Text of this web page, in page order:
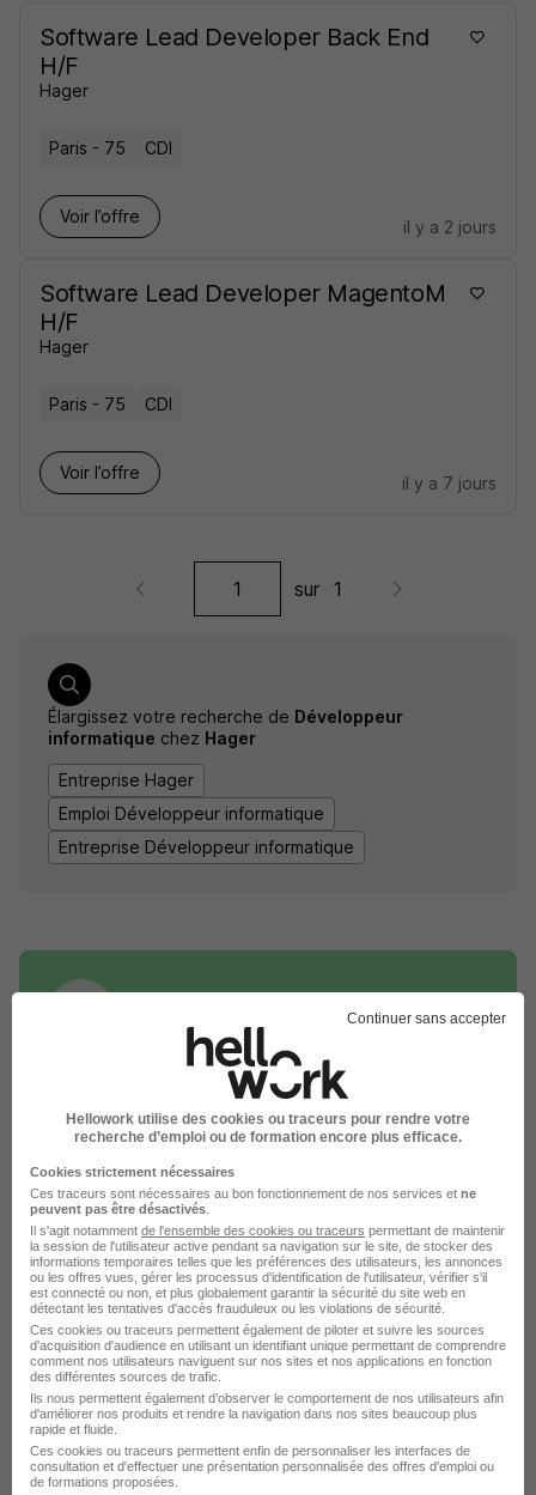
Software Lead Developer Back End
H/F
Hager
Paris - 75 CDI
Voir l’offre
il y a 2 jours
Software Lead Developer MagentoM
H/F
Hager
Paris - 75 CDI
Voir l’offre
il y a 7 jours
sur 1
Élargissez votre recherche de Développeur
informatique chez Hager
Entreprise Hager
Emploi Développeur informatique
Entreprise Développeur informatique
DÉPOSEZ VOTRE CV
Rendez votre CV accessible à l’ensemble des
recruteurs de la CVthèque Hellowork.
Rendre mon CV visible
Le Recrutement chez Hager dans le
domaine Informatique
Hager Ingénieur validation
Hager RSSI
Continuer sans accepter
Hellowork utilise des cookies ou traceurs pour rendre votre
recherche d’emploi ou de formation encore plus efficace.
Cookies strictement nécessaires
Ces traceurs sont nécessaires au bon fonctionnement de nos services et ne
peuvent pas être désactivés
Il s'agit notamment de l'ensemble des cookies ou traceurs permettant de maintenir
la session de l'utilisateur active pendant sa navigation sur le site, de stocker des
informations temporaires telles que les préférences des utilisateurs, les annonces
ou les offres vues, gérer les processus d'identification de l'utilisateur, vérifier s'il
est connecté ou non, et plus globalement garantir la sécurité du site web en
détectant les tentatives d'accès frauduleux ou les violations de sécurité.
Ces cookies ou traceurs permettent également de piloter et suivre les sources
d'acquisition d'audience en utilisant un identifiant unique permettant de comprendre
comment nos utilisateurs naviguent sur nos sites et nos applications en fonction
des différentes sources de trafic.
Ils nous permettent également d’observer le comportement de nos utilisateurs afin
d'améliorer nos produits et rendre la navigation dans nos sites beaucoup plus
rapide et fluide.
Ces cookies ou traceurs permettent enfin de personnaliser les interfaces de
consultation et d'effectuer une présentation personnalisée des offres d'emploi ou
de formations proposées.